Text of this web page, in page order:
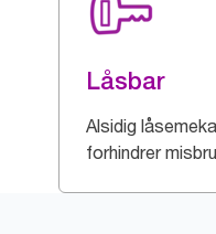
Låsbar
Alsidig
forhindrer